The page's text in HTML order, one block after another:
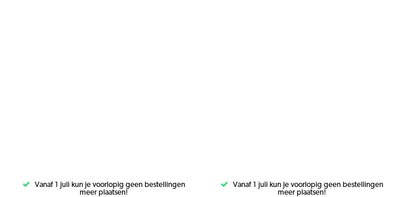
Vanaf 1 juli kun je voorlopig geen bestellingen
meer plaatsen!
Vanaf 1 juli kun je voorlopig geen bestellingen
meer plaatsen!